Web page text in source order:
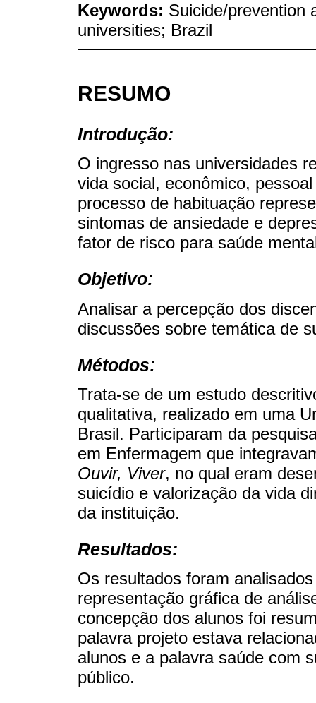
Keywords: Suicide/prevention
universities; Brazil
RESUMO
Introdução:
O ingresso nas universidades
vida social, econômico,
processo de habituação
sintomas de ansiedade e
fator de risco para saúde
Objetivo:
Analisar a percepção dos
discussões sobre temática de
Métodos:
Trata-se de um estudo
qualitativa, realizado em uma
Brasil. Participaram da
em Enfermagem que
Ouvir, Viver, no qual eram
suicídio e valorização da vida
da instituição.
Resultados:
Os resultados foram
representação gráfica de
concepção dos alunos foi
palavra projeto estava
alunos e a palavra saúde com
público.